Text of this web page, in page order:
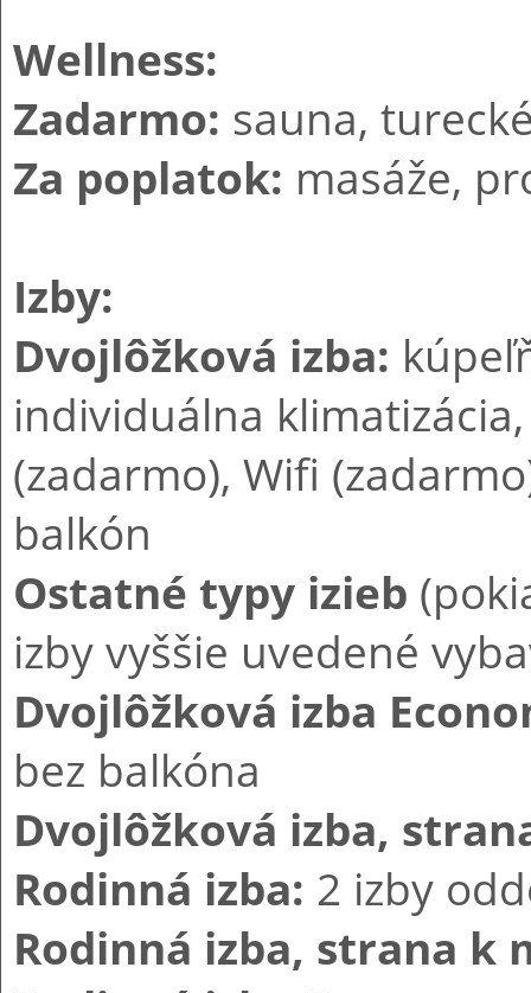
Wellness:
Zadarmo: sauna,
Za poplatok: masáže,
Izby:
Dvojlôžková izba:
individuálna
(zadarmo), Wifi
balkón
Ostatné typy izieb
izby vyššie uvedené
Dvojlôžková izba
bez balkóna
Dvojlôžková izba,
Rodinná izba: 2 izby
Rodinná izba, strana k